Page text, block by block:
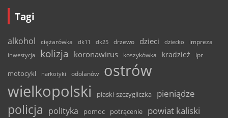
Tagi
alkohol ciężarówka dk11 dk25 drzewo dzieci dziecko
impreza
inwestycja
kolizja koronawirus koszykówka kradzież lpr
motocykl narkotyki odolanów
ostrów
wielkopolski
piaski-szczygliczka pieniądze
policja polityka pomoc potrącenie powiat kaliski